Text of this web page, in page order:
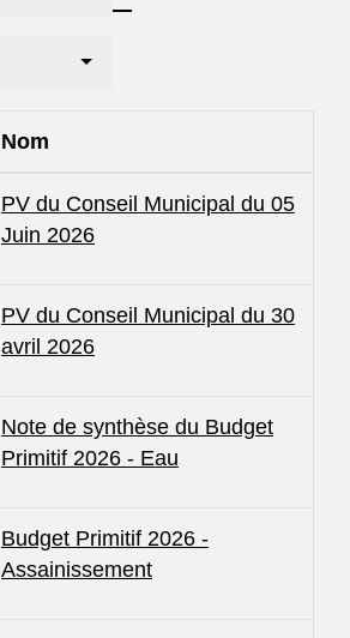
Nom
PV du Conseil Municipal du 05
Juin 2026
PV du Conseil Municipal du 30
avril 2026
Note de synthèse du Budget
Primitif 2026 - Eau
Budget Primitif 2026 -
Assainissement